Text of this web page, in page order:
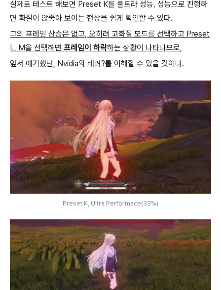
실제로 테스트 해보면 Preset K를 울트라 성능, 성능으로 진행하
면 화질이 않좋아 보이는 현상을 쉽게 확인할 수 있다.
그외 프레임 상승은 없고, 오히려 고화질 모드를 선택하고 Preset
L, M을 선택하면 프레임이 하락하는 상황이 나타나므로,
앞서 얘기했던, Nvidia의 배려?를 이해할 수 있을 것이다.
Preset K, Ultra Performace(33%)